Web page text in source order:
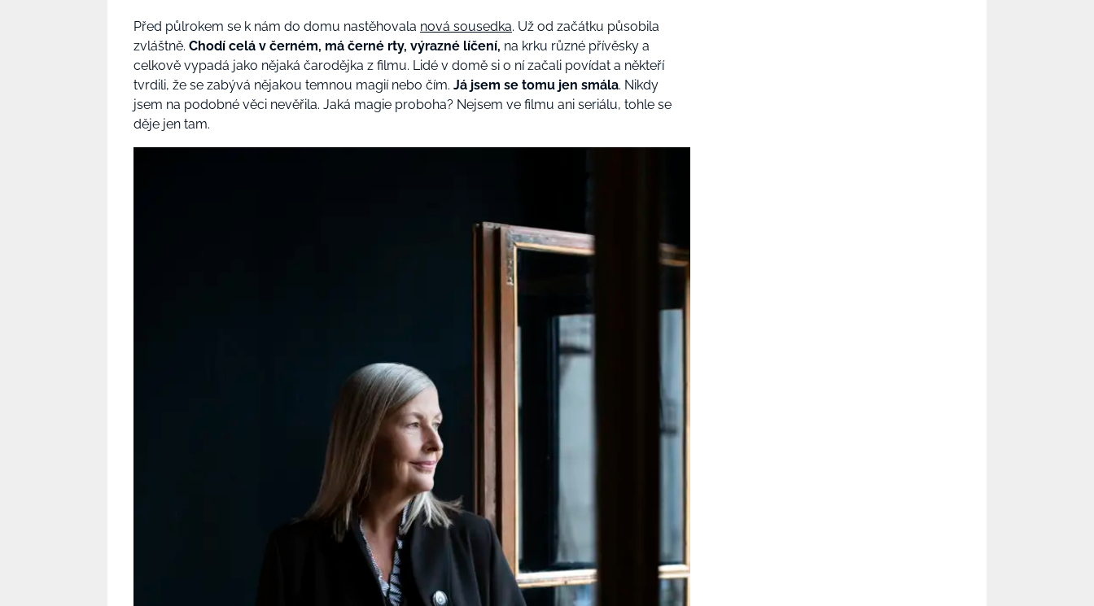
Před půlrokem se k nám do domu nastěhovala nová sousedka. Už od začátku působila
zvláštně. Chodí celá v černém, má černé rty, výrazné líčení, na krku různé přívěsky a
celkově vypadá jako nějaká čarodějka z filmu. Lidé v domě si o ní začali povídat a někteří
tvrdili, že se zabývá nějakou temnou magií nebo čím. Já jsem se tomu jen smála. Nikdy
jsem na podobné věci nevěřila. Jaká magie proboha? Nejsem ve filmu ani seriálu, tohle se
děje jen tam.